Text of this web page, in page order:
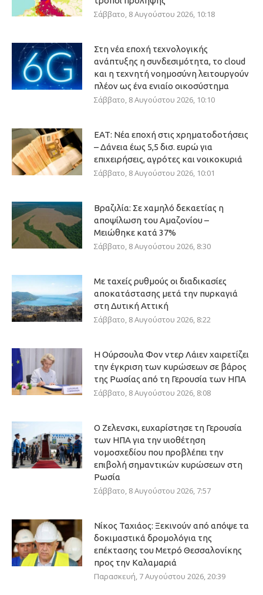
Σάββατο, 8 Αυγούστου 2026, 10:18
Στη νέα εποχή τεχνολογικής
ανάπτυξης η συνδεσιμότητα, το cloud
και η τεχνητή νοημοσύνη λειτουργούν
πλέον ως ένα ενιαίο οικοσύστημα
Σάββατο, 8 Αυγούστου 2026, 10:10
ΕΑΤ: Νέα εποχή στις χρηματοδοτήσεις
– Δάνεια έως 5,5 δισ. ευρώ για
επιχειρήσεις, αγρότες και νοικοκυριά
Σάββατο, 8 Αυγούστου 2026, 10:01
Βραζιλία: Σε χαμηλό δεκαετίας η
αποψίλωση του Αμαζονίου –
Μειώθηκε κατά 37%
Σάββατο, 8 Αυγούστου 2026, 8:30
Με ταχείς ρυθμούς οι διαδικασίες
αποκατάστασης μετά την πυρκαγιά
στη Δυτική Αττική
Σάββατο, 8 Αυγούστου 2026, 8:22
Η Ούρσουλα Φον ντερ Λάιεν χαιρετίζει
την έγκριση των κυρώσεων σε βάρος
της Ρωσίας από τη Γερουσία των ΗΠΑ
Σάββατο, 8 Αυγούστου 2026, 8:08
Ο Ζελενσκι, ευχαρίστησε τη Γερουσία
των ΗΠΑ για την υιοθέτηση
νομοσχεδίου που προβλέπει την
επιβολή σημαντικών κυρώσεων στη
Ρωσία
Σάββατο, 8 Αυγούστου 2026, 7:57
Νίκος Ταχιάος: Ξεκινούν από απόψε τα
δοκιμαστικά δρομολόγια της
επέκτασης του Μετρό Θεσσαλονίκης
προς την Καλαμαριά
Παρασκευή, 7 Αυγούστου 2026, 20:39